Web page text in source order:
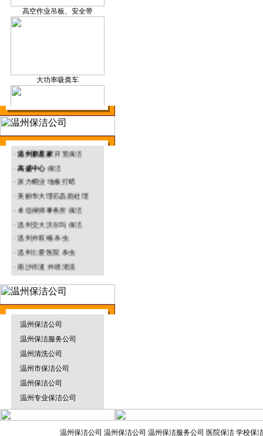
温州环境治理
温州防水补漏
温州物业保洁
温州杀虫灭鼠
升降机
垃圾清运车
烟雾机
· 温州塑胶厂 外墙清洗
·温州新星家开荒保洁
·高盛中心 保洁
· 派力帽业 地板打蜡
· 美丽华大理石晶面处理
· 卓信律师事务所 保洁
· 温州交大沃尔玛 保洁
·温州外双楠 杀虫
· 温州仁爱医院 杀虫
· 南沙街道 外墙清洗
· 名正鞋业水磨石打蜡
温州保洁公司
温州保洁服务公司
温州清洗公司
温州市保洁公司
温州保洁公司
温州专业保洁公司
温州保洁公司 温州保洁公司 温州保洁服务公司 医院保洁 学校保